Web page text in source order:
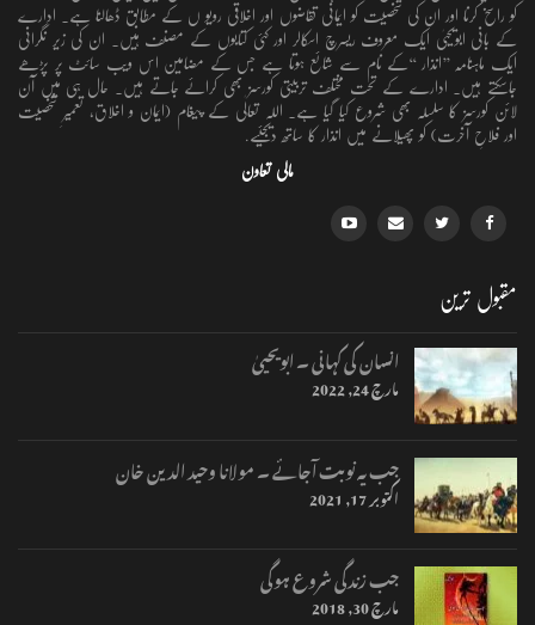
کو راسخ کرنا اور ان کی شخصیت کو ایمانی تقاضوں اور اخلاقی رویو ں کے مطابق ڈھالنا ہے۔ ادارے
کے بانی ابویحییٰ ایک معروف ریسرچ اسکالر اور کئی کتابوں کے مصنف ہیں۔ ان کی زیر نگرانی
ایک ماہنامہ ’’انذار ‘‘کے نام سے شائع ہوتا ہے جس کے مضامین اس ویب سائٹ پر پڑھے
جاسکتے ہیں۔ ادارے کے تحت مختلف تربیتی کورسز بھی کرائے جاتے ہیں۔ حال ہی میں آن
لائن کورسز کا سلسلہ بھی شروع کیا گیا ہے۔ اللہ تعالٰی کے پیغام (ایمان و اخلاق، تعمیرِ شخصیت
اور فلاحِ آخرت) کو پھیلانے میں انذار کا ساتھ دیجئیے.
مالی تعاون
مقبول ترین
انسان کی کہانی ۔ ابویحییٰ
مارچ 24, 2022
جب یہ نوبت آجائے ۔ مولانا وحید الدین خان
اکتوبر 17, 2021
جب زندگی شروع ہوگی
مارچ 30, 2018